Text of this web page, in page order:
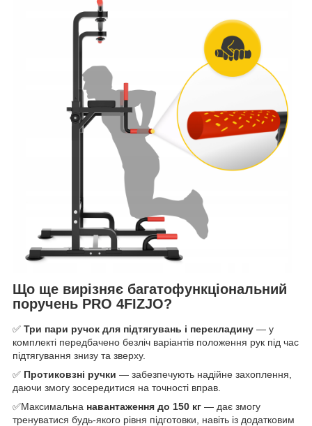
Що ще вирізняє багатофункціональний
поручень PRO 4FIZJO?
✅ Три пари ручок для підтягувань і перекладину — у
комплекті передбачено безліч варіантів положення рук під час
підтягування знизу та зверху.
✅ Протиковзні ручки — забезпечують надійне захоплення,
даючи змогу зосередитися на точності вправ.
✅Максимальна навантаження до 150 кг — дає змогу
тренуватися будь-якого рівня підготовки, навіть із додатковим